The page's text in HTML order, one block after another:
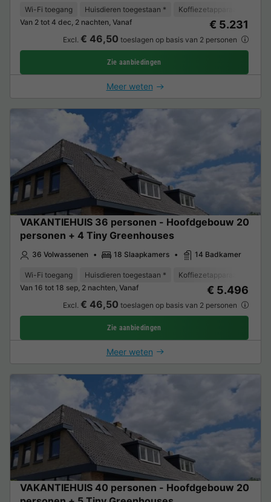
Wi-Fi toegang Huisdieren toegestaan * Koffiezetapparaat
Van 2 tot 4 dec, 2 nachten, Vanaf
€ 5.231
Excl. € 46,50 toeslagen op basis van 2 personen
Zie aanbiedingen
Meer weten
VAKANTIEHUIS 36 personen - Hoofdgebouw 20
personen + 4 Tiny Greenhouses
36 Volwassenen 18 Slaapkamers 14 Badkamer
Wi-Fi toegang Huisdieren toegestaan * Koffiezetapparaat
Van 16 tot 18 sep, 2 nachten, Vanaf
€ 5.496
Excl. € 46,50 toeslagen op basis van 2 personen
Zie aanbiedingen
Meer weten
VAKANTIEHUIS 40 personen - Hoofdgebouw 20